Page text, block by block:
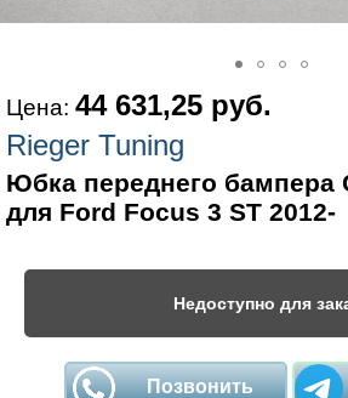
Цена: 44 631,25 руб.
Rieger Tuning
Юбка переднего бампера
для Ford Focus 3 ST 2012-
Недоступно для
Позвонить
пн-пт 10:30-19:00,сб
Мы в соц сетях: